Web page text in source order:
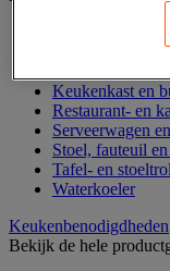
Hoge stoel en
Horecameubilair
Keukenkast en
Restaurant- en
Serveerwagen
Stoel, fauteuil en
Tafel- en
Waterkoeler
Keukenbenodigdheden
Bekijk de hele